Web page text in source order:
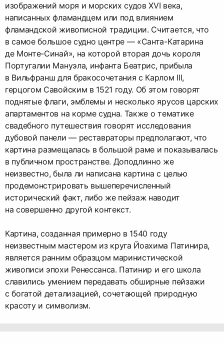
изображений моря и морских судов XVI века,
написанных фламандцем или под влиянием
фламандской живописной традиции. Считается, что
в самое большое судно центре — «Санта-Катарина
де Монте-Синай», на которой вторая дочь короля
Португалии Мануэла, инфанта Беатрис, прибыла
в Вильфранш для бракосочетания с Карлом III,
герцогом Савойским в 1521 году. Об этом говорят
поднятые флаги, эмблемы и несколько ярусов царских
апартаментов на корме судна. Также о тематике
свадебного путешествия говорят исследования
дубовой панели — реставраторы предполагают, что
картина размещалась в большой раме и показывалась
в публичном пространстве. Доподлинно же
неизвестно, была ли написана картина с целью
продемонстрировать вышеперечисленный
исторический факт, либо же пейзаж наводит
на совершенно другой контекст.
Картина, созданная примерно в 1540 году
неизвестным мастером из круга Йоахима Патинира,
является ранним образцом маринистической
живописи эпохи Ренессанса. Патинир и его школа
славились умением передавать обширные пейзажи
с богатой детализацией, сочетающей природную
красоту и символизм.